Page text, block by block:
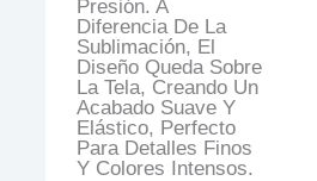
Presión. A
Diferencia De La
Sublimación, El
Diseño Queda Sobre
La Tela, Creando Un
Acabado Suave Y
Elástico, Perfecto
Para Detalles Finos
Y Colores Intensos.